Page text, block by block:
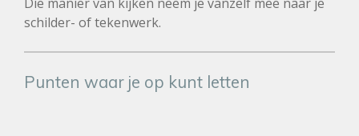
schilder- of tekenwerk.
Punten waar je op kunt letten